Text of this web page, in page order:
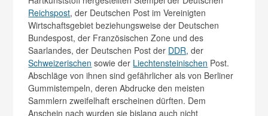
Reichspost, der Deutschen Post im Vereinigten
Wirtschaftsgebiet beziehungsweise der Deutschen
Bundespost, der Französischen Zone und des
Saarlandes, der Deutschen Post der DDR, der
Schweizerischen sowie der Liechtensteinischen Post.
Abschläge von ihnen sind gefährlicher als von Berliner
Gummistempeln, deren Abdrucke den meisten
Sammlern zweifelhaft erscheinen dürften. Dem
Anschein nach wurden sie bislang auch nicht